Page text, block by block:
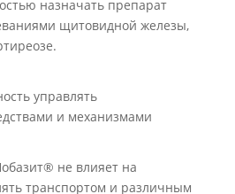
назначать препарат
щитовидной железы,
управлять
и механизмами
не влияет на
транспортом и различным